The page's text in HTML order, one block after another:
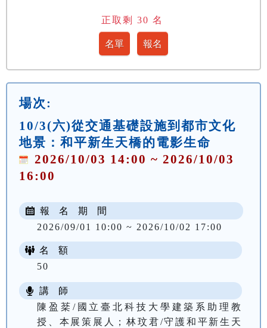
正取剩 30 名
場次:
10/3(六)從交通基礎設施到都市文化
地景：和平新生天橋的電影生命
2026/10/03 14:00 ~ 2026/10/03
16:00
報 名 期 間
2026/09/01 10:00 ~ 2026/10/02 17:00
名 額
50
講 師
陳盈棻/國立臺北科技大學建築系助理教
授、本展策展人；林玟君/守護和平新生天